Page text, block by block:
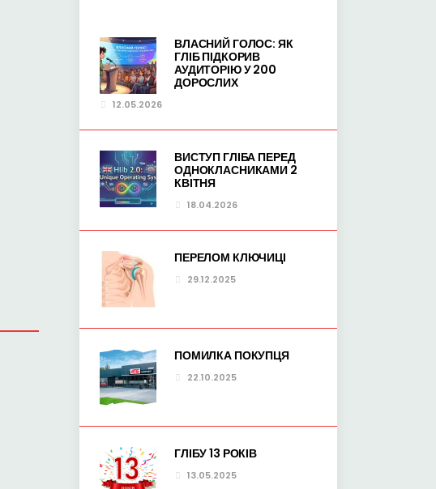
ВЛАСНИЙ ГОЛОС: ЯК
ГЛІБ ПІДКОРИВ
АУДИТОРІЮ У 200
ДОРОСЛИХ
12.05.2026
ВИСТУП ГЛІБА ПЕРЕД
ОДНОКЛАСНИКАМИ 2
КВІТНЯ
18.04.2026
ПЕРЕЛОМ КЛЮЧИЦІ
29.12.2025
ПОМИЛКА ПОКУПЦЯ
22.10.2025
ГЛІБУ 13 РОКІВ
13.05.2025